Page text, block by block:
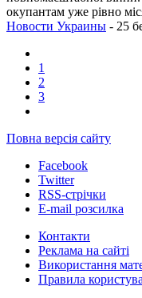
окупантам уже рівно
Новости Украины - 25
1
2
3
Повна версія сайту
Facebook
Twitter
RSS-стрічки
E-mail розсилка
Контакти
Реклама на сайті
Використання
Правила